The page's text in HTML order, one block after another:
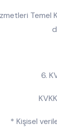
6.
* Kişisel